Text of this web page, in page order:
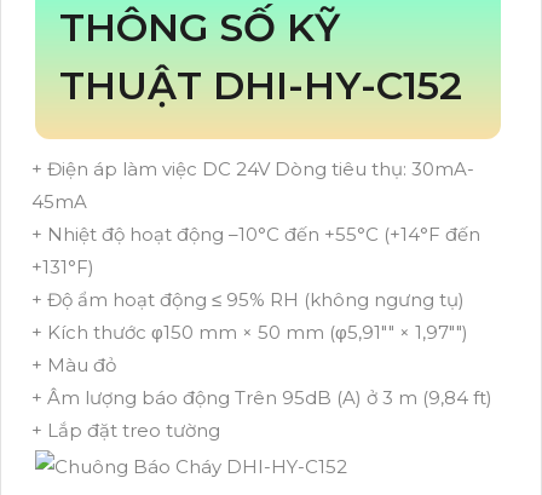
THÔNG SỐ KỸ
THUẬT DHI-HY-C152
+ Điện áp làm việc DC 24V Dòng tiêu thụ: 30mA-
45mA
+ Nhiệt độ hoạt động –10°C đến +55°C (+14°F đến
+131°F)
+ Độ ẩm hoạt động ≤ 95% RH (không ngưng tụ)
+ Kích thước φ150 mm × 50 mm (φ5,91"" × 1,97"")
+ Màu đỏ
+ Âm lượng báo động Trên 95dB (A) ở 3 m (9,84 ft)
+ Lắp đặt treo tường